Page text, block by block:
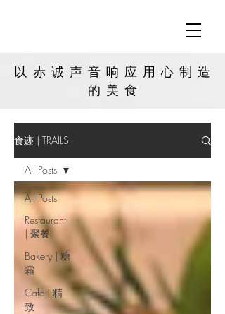
以赤诚声音响应用心制造
的 美食
食迹 | TRAILS
All Posts
Restaurant
| 聚餐
Bakery | 糖
霜
Cafe | 精
致
All Posts